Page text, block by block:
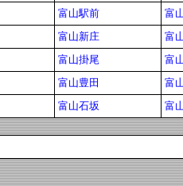
富山駅前
富
富山新庄
富
富山掛尾
富
富山豊田
富
富山石坂 富